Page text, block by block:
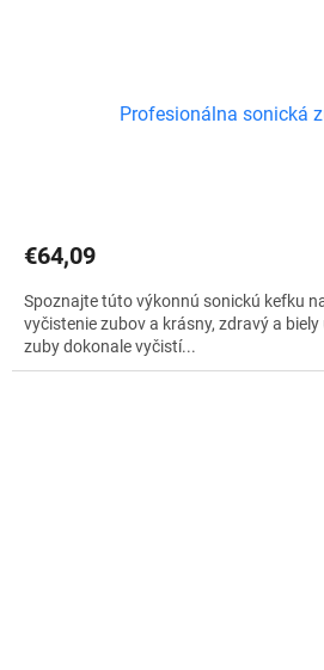
Profesionálna sonická
€64,09
Spoznajte túto výkonnú sonickú kefku
vyčistenie zubov a krásny, zdravý a
zuby dokonale vyčistí...